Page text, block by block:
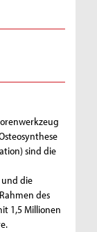
sind die
und die
des
1,5 Millionen